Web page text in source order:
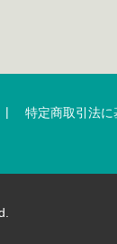
| 特定商取引法に